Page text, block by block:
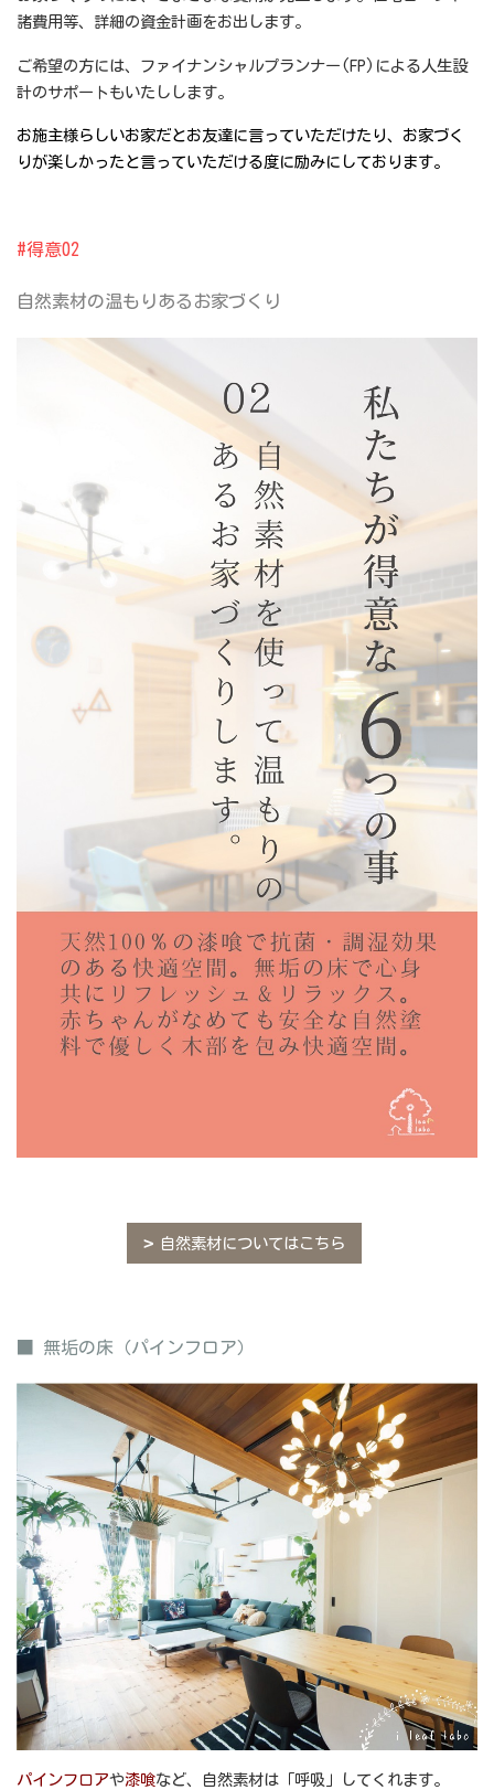
諸費用等、詳細の資金計画をお出します。
ご希望の方には、ファイナンシャルプランナー(FP)による人生設
計のサポートもいたしします。
お施主様らしいお家だとお友達に言っていただけたり、お家づく
りが楽しかったと言っていただける度に励みにしております。
#得意02
自然素材の温もりあるお家づくり
自然素材についてはこちら
■ 無垢の床（パインフロア）
パインフロアや漆喰など、自然素材は「呼吸」してくれます。